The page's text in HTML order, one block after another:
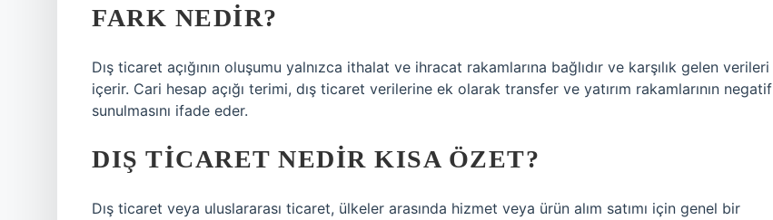
FARK NEDIR?
Dış ticaret açığının oluşumu yalnızca ithalat ve ihracat rakamlarına bağlıdır ve karşılık gelen verileri
içerir. Cari hesap açığı terimi, dış ticaret verilerine ek olarak transfer ve yatırım rakamlarının negatif
sunulmasını ifade eder.
DIŞ TICARET NEDIR KISA ÖZET?
Dış ticaret veya uluslararası ticaret, ülkeler arasında hizmet veya ürün alım satımı için genel bir